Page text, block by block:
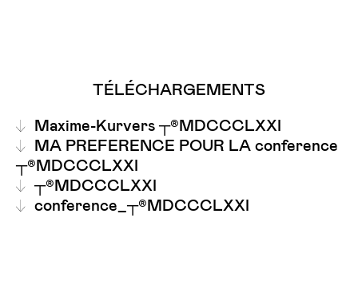
TÉLÉCHARGEMENTS
Maxime-Kurvers ┬®MDCCCLXXI
MA PREFERENCE POUR LA conference
┬®MDCCCLXXI
┬®MDCCCLXXI
conference_┬®MDCCCLXXI